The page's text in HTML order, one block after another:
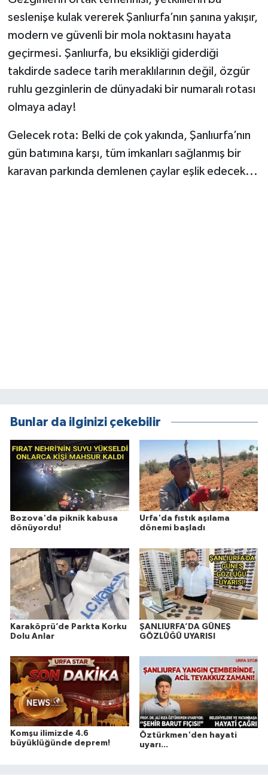
seslenişe kulak vererek Şanlıurfa’nın şanına yakışır,
modern ve güvenli bir mola noktasını hayata
geçirmesi. Şanlıurfa, bu eksikliği giderdiği
takdirde sadece tarih meraklılarının değil, özgür
ruhlu gezginlerin de dünyadaki bir numaralı rotası
olmaya aday!
​Gelecek rota: Belki de çok yakında, Şanlıurfa’nın
gün batımına karşı, tüm imkanları sağlanmış bir
karavan parkında demlenen çaylar eşlik edecek...
Bunlar da ilginizi çekebilir
Bozova'da piknik kabusa
dönüyordu!
Urfa'da fıstık aşılama
dönemi başladı
Karaköprü’de Parkta Korku
Dolu Anlar
ŞANLIURFA’DA GÜNEŞ
GÖZLÜĞÜ UYARISI
Komşu ilimizde 4.6
büyüklüğünde deprem!
Öztürkmen'den hayati
uyarı...